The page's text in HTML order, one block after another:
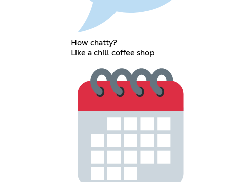
How chatty?
Like a chill coffee shop